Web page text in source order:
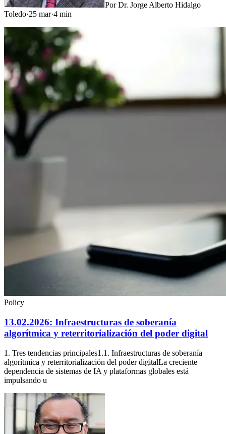
PorDr. Jorge Alberto Hidalgo
Toledo·25 mar·4 min
Policy
13.02.2026: Infraestructuras de soberanía
algorítmica y reterritorialización del poder digital
1. Tres tendencias principales1.1. Infraestructuras de soberanía
algorítmica y reterritorialización del poder digitalLa creciente
dependencia de sistemas de IA y plataformas globales está
impulsando u